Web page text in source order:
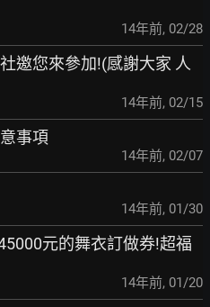
14年前, 02/28
邀您來參加!(感謝大家 人
14年前, 02/15
事項
14年前, 02/07
14年前, 01/30
元的舞衣訂做券!超福
14年前, 01/20